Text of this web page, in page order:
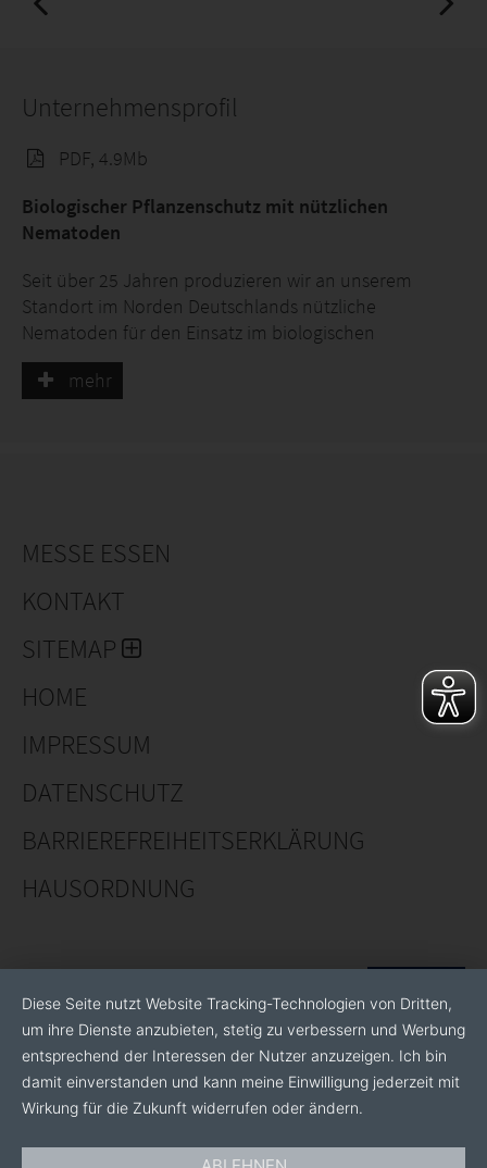
Unternehmensprofil
PDF, 4.9Mb
Biologischer Pflanzenschutz mit nützlichen
Nematoden
Seit über 25 Jahren produzieren wir an unserem
Standort im Norden Deutschlands nützliche
Nematoden für den Einsatz im biologischen
Pflanzenschutz. Durch kontinuierliche Investitionen in
Produktionskapazitäten, Forschung und unsere
damit sie dort schädliche Insekten gezielt, effektiv und
100% biologisch bekämpfen können.
Das bieten wir Ihnen:
Beratung und Schulung zum Einsatz nützlicher
Nematoden im Pflanzenschutz
Ein umfangreiches und etabliertes Nematoden-
Produktportfolio
Aufbau einer eigenen Produktlinie unter Ihrer
Marke
Verlässliche Lieferfähigkeiten auch in großen
Auftragsproduktion Ihrer eigenen biologischen
Forschung und Prozessentwicklung
mehr
MESSE ESSEN
KONTAKT
SITEMAP
HOME
IMPRESSUM
DATENSCHUTZ
BARRIEREFREIHEITSERKLÄRUNG
HAUSORDNUNG
Diese Seite nutzt Website Tracking-Technologien von Dritten,
um ihre Dienste anzubieten, stetig zu verbessern und Werbung
entsprechend der Interessen der Nutzer anzuzeigen. Ich bin
damit einverstanden und kann meine Einwilligung jederzeit mit
Wirkung für die Zukunft widerrufen oder ändern.